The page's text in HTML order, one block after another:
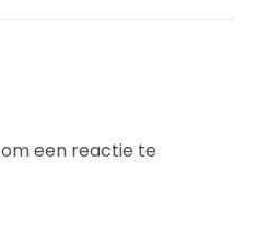
om een reactie te